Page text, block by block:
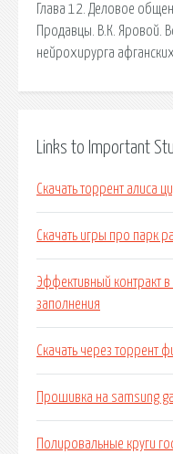
Глава 12. Деловое
Продавцы. В.К. Яровой.
нейрохирурга
Links to Important
Скачать торрент алиса
Скачать игры про парк
Эффективный контракт
заполнения
Скачать через торрент
Прошивка на samsung
Полировальные круги